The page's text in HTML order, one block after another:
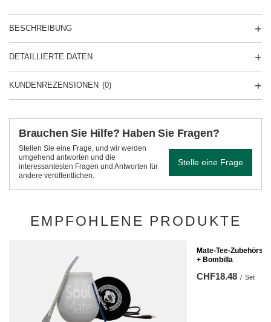
BESCHREIBUNG
DETAILLIERTE DATEN
KUNDENREZENSIONEN (0)
Brauchen Sie Hilfe? Haben Sie Fragen?
Stellen Sie eine Frage, und wir werden
umgehend antworten und die
interessantesten Fragen und Antworten für
andere veröffentlichen.
Stelle eine Frage
EMPFOHLENE PRODUKTE
Mate-Tee-
+ Bombilla
CHF18.48 / Set